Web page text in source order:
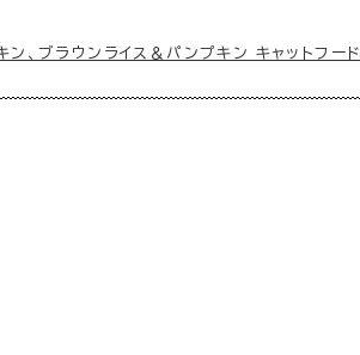
、ブラウンライス＆パンプキン キャットフード